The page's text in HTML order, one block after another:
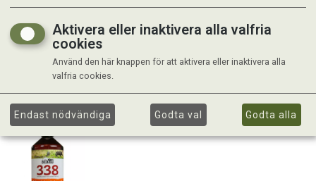
Aktivera eller inaktivera alla valfria
cookies
Använd den här knappen för att aktivera eller inaktivera alla
valfria cookies.
Endast nödvändiga Godta val Godta alla